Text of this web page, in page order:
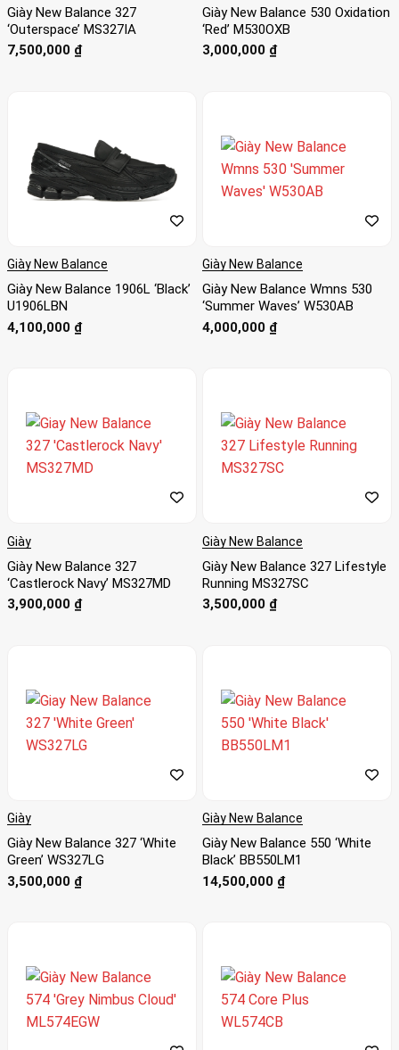
Giày New Balance 327
‘Outerspace’ MS327IA
7,500,000 ₫
Giày New Balance 530 Oxidation
‘Red’ M530OXB
3,000,000 ₫
Giày New Balance
Giày New Balance 1906L ‘Black’
U1906LBN
4,100,000 ₫
Giày New Balance
Giày New Balance Wmns 530
‘Summer Waves’ W530AB
4,000,000 ₫
Giày
Giày New Balance 327
‘Castlerock Navy’ MS327MD
3,900,000 ₫
Giày New Balance
Giày New Balance 327 Lifestyle
Running MS327SC
3,500,000 ₫
Giày
Giày New Balance 327 ‘White
Green’ WS327LG
3,500,000 ₫
Giày New Balance
Giày New Balance 550 ‘White
Black’ BB550LM1
14,500,000 ₫